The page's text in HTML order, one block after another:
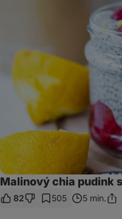
Malinový chia pudink
82 505 5 min.